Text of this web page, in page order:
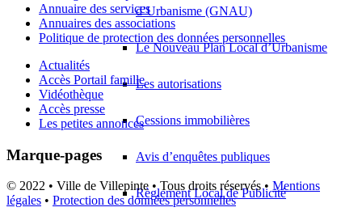
d’Urbanisme (GNAU)
Le Nouveau Plan Local d’Urbanisme
Les autorisations
Cessions immobilières
Avis d’enquêtes publiques
Règlement Local de Publicité
Annuaire des services
Annuaires des associations
Politique de protection des données personnelles
Actualités
Accès Portail famille
Vidéothèque
Accès presse
Les petites annonces
Marque-pages
© 2022 • Ville de Villepinte • Tous droits réservés • Mentions
légales • Protection des données personnelles